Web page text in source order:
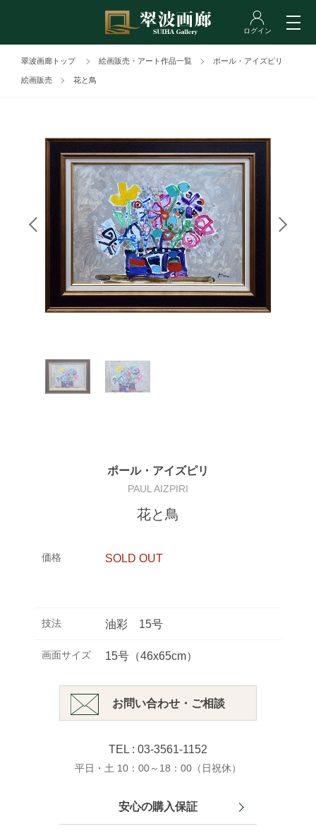
翠波画廊トップ 絵画販売・アート作品一覧 ポール・アイズピリ
絵画販売 花と鳥
ポール・アイズピリ
PAUL AIZPIRI
花と鳥
価格 SOLD OUT
技法 油彩 15号
画面サイズ 15号（46x65cm）
お問い合わせ・ご相談
TEL : 03-3561-1152
平日・土 10：00～18：00（日祝休）
安心の購入保証